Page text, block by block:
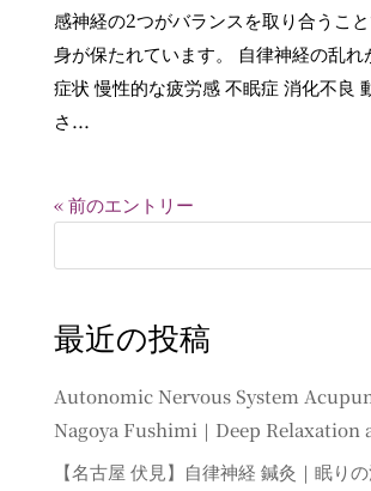
感神経の2つがバランスを取り合うこ
身が保たれています。 自律神経の乱れ
症状 慢性的な疲労感 不眠症 消化不良
さ...
« 前のエントリー
最近の投稿
Autonomic Nervous System
Nagoya Fushimi｜Deep Relaxation
【名古屋 伏見】自律神経 鍼灸｜眠り